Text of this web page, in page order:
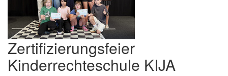
Zertifizierungsfeier
Kinderrechteschule KIJA